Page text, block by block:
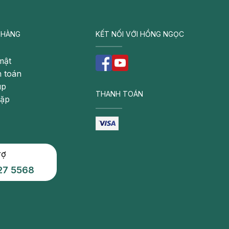
toán
5568
KẾT NỐI VỚI HỒNG NGỌC
THANH TOÁN